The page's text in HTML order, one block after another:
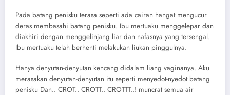
Pada batang penisku terasa seperti ada cairan hangat mengucur
deras membasahi batang penisku. Ibu mertuaku menggelepar dan
diakhiri dengan menggelinjang liar dan nafasnya yang tersengal.
Ibu mertuaku telah berhenti melakukan liukan pinggulnya.
Hanya denyutan-denyutan kencang didalam liang vaginanya. Aku
merasakan denyutan-denyutan itu seperti menyedot-nyedot batang
penisku Dan.. CROT.. CROTT.. CROTTT..! muncrat semua air